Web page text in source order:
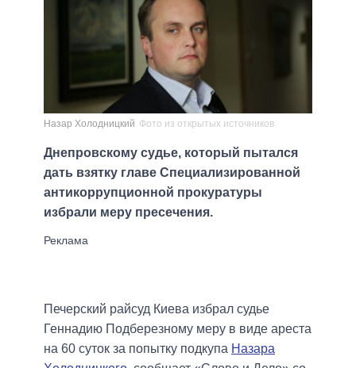
Назар Холодницкий Фото из открытых источников
Днепровскому судье, который пытался
дать взятку главе Специализированной
антикоррупционной прокуратуры
избрали меру пресечения.
Печерский райсуд Киева избрал судье
Геннадию Подберезному меру в виде ареста
на 60 суток за попытку подкупа Назара